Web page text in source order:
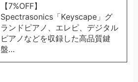
【7%OFF】
Spectrasonics「Keyscape」グ
ランドピアノ、エレピ、デジタル
ピアノなどを収録した高品質鍵
盤…